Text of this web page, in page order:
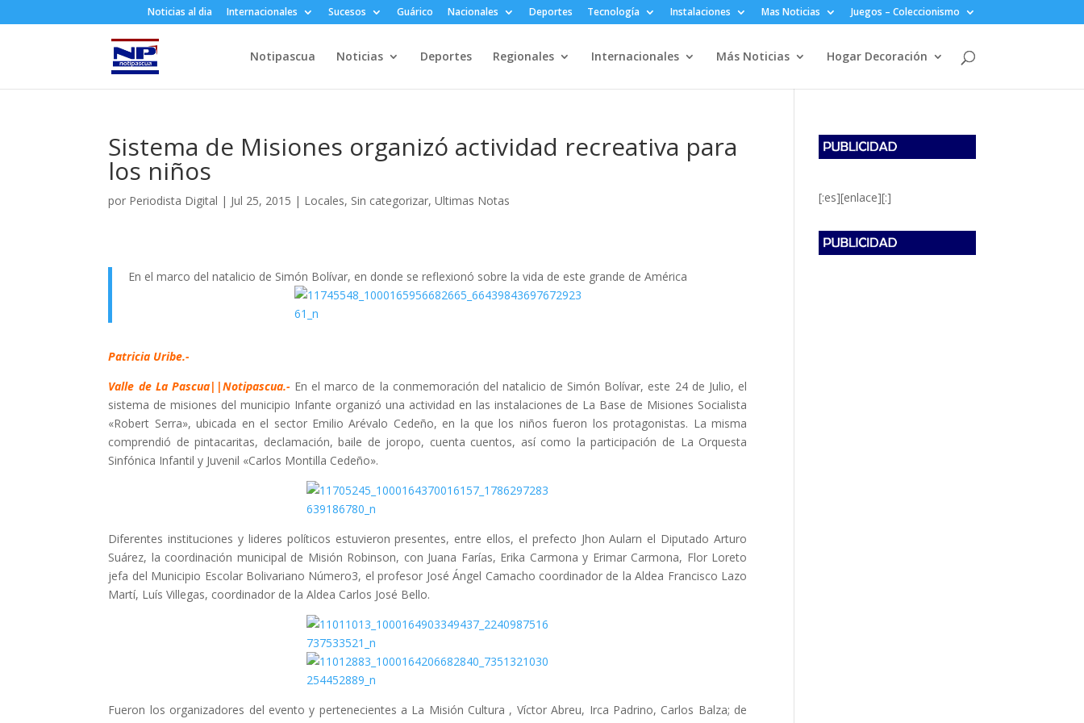
Noticias al dia Internacionales Sucesos Guárico Nacionales Deportes Tecnología Instalaciones Mas Noticias Juegos – Coleccionismo
Notipascua Noticias Deportes Regionales Internacionales Más Noticias Hogar Decoración
Sistema de Misiones organizó actividad recreativa para
los niños
por Periodista Digital | Jul 25, 2015 | Locales, Sin categorizar,Ultimas Notas
En el marco del natalicio de Simón Bolívar, en donde se reflexionó sobre la vida de este grande de América
Patricia Uribe.-
Valle de La Pascua||Notipascua.-En el marco de la conmemoración del natalicio de Simón Bolívar, este 24 de Julio, el
sistema de misiones del municipio Infante organizó una actividad en las instalaciones de La Base de Misiones Socialista
«Robert Serra», ubicada en el sector Emilio Arévalo Cedeño, en la que los niños fueron los protagonistas. La misma
comprendió de pintacaritas, declamación, baile de joropo, cuenta cuentos, así como la participación de La Orquesta
Sinfónica Infantil y Juvenil «Carlos Montilla Cedeño».
Diferentes instituciones y lideres políticos estuvieron presentes, entre ellos, el prefecto Jhon Aularn el Diputado Arturo
Suárez, la coordinación municipal de Misión Robinson, con Juana Farías, Erika Carmona y Erimar Carmona, Flor Loreto
jefa del Municipio Escolar Bolivariano Número3, el profesor José Ángel Camacho coordinador de la Aldea Francisco Lazo
Martí, Luís Villegas, coordinador de la Aldea Carlos José Bello.
Fueron los organizadores del evento y pertenecientes a La Misión Cultura , Víctor Abreu, Irca Padrino, Carlos Balza; de
[:es][enlace][:]